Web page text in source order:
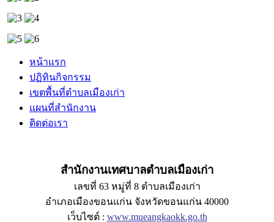
หน้าแรก
ปฏิทินกิจกรรม
เขตพื้นที่ตำบลเมืองเก่า
แผนที่สำนักงาน
ติดต่อเรา
สำนักงานเทศบาลตำบลเมืองเก่า
เลขที่ 63 หมู่ที่ 8 ตำบลเมืองเก่า
อำเภอเมืองขอนแก่น จังหวัดขอนแก่น 40000
เว็บไซต์ : www.mueangkaokk.go.th